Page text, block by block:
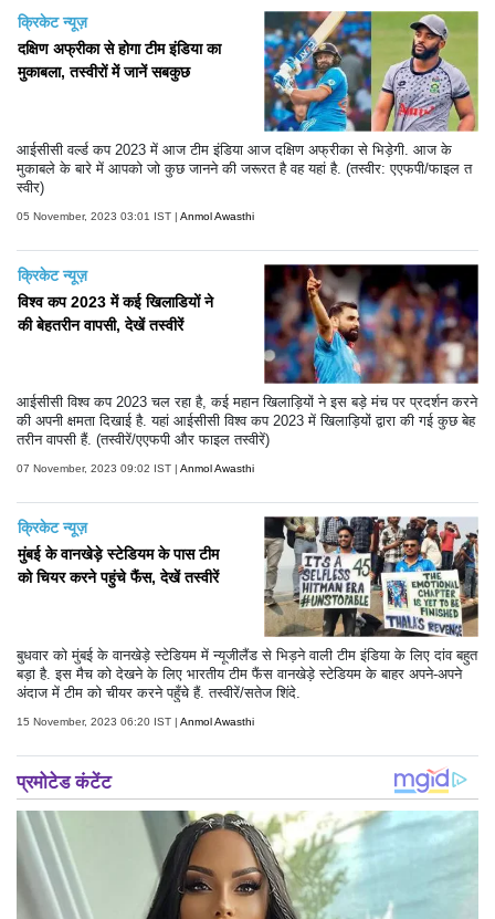
क्रिकेट न्यूज़
दक्षिण अफ्रीका से होगा टीम इंडिया का
मुकाबला, तस्वीरों में जानें सबकुछ
आईसीसी वर्ल्ड कप 2023 में आज टीम इंडिया आज दक्षिण अफ्रीका से भिड़ेगी. आज के
मुकाबले के बारे में आपको जो कुछ जानने की जरूरत है वह यहां है. (तस्वीर: एएफपी/फाइल त
स्वीर)
05 November, 2023 03:01 IST | Anmol Awasthi
क्रिकेट न्यूज़
विश्व कप 2023 में कई खिलाडियों ने
की बेहतरीन वापसी, देखें तस्वीरें
आईसीसी विश्व कप 2023 चल रहा है, कई महान खिलाड़ियों ने इस बड़े मंच पर प्रदर्शन करने
की अपनी क्षमता दिखाई है. यहां आईसीसी विश्व कप 2023 में खिलाड़ियों द्वारा की गई कुछ बेह
तरीन वापसी हैं. (तस्वीरें/एएफपी और फाइल तस्वीरें)
07 November, 2023 09:02 IST | Anmol Awasthi
क्रिकेट न्यूज़
मुंबई के वानखेड़े स्टेडियम के पास टीम
को चियर करने पहुंचे फैंस, देखें तस्वीरें
बुधवार को मुंबई के वानखेड़े स्टेडियम में न्यूजीलैंड से भिड़ने वाली टीम इंडिया के लिए दांव बहुत
बड़ा है. इस मैच को देखने के लिए भारतीय टीम फैंस वानखेड़े स्टेडियम के बाहर अपने-अपने
अंदाज में टीम को चीयर करने पहुँचे हैं. तस्वीरें/सतेज शिंदे.
15 November, 2023 06:20 IST | Anmol Awasthi